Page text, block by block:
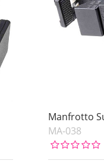
Manfrotto
MA-038